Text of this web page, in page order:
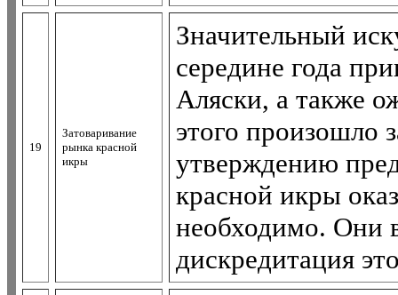
19
Затоваривание
рынка красной
икры
Значительный
середине года
Аляски, а также
этого произошло
утверждению
красной икры
необходимо. Они
дискредитация